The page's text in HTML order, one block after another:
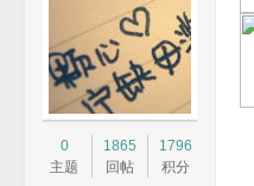
0
主题
1865
回帖
1796
积分